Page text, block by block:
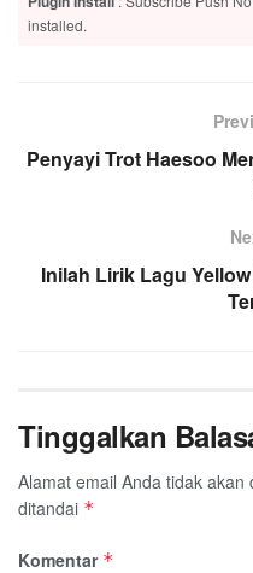
installed.
Penyayi Trot Haesoo
Inilah Lirik Lagu
Tinggalkan
Alamat email Anda tidak akan
ditandai *
Komentar *